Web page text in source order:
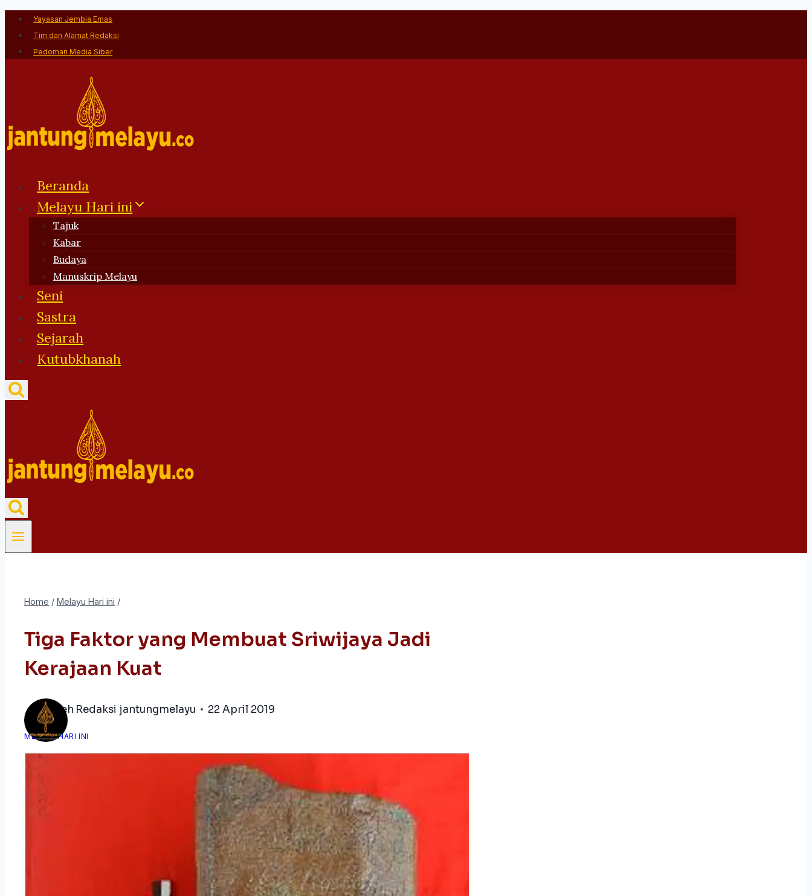
Skip
content
Yayasan Jembia Emas
Tim dan Alamat Redaksi
Pedoman Media Siber
Beranda
Melayu Hari ini
Tajuk
Kabar
Budaya
Manuskrip Melayu
Seni
Sastra
Sejarah
Kutubkhanah
Home / Melayu Hari ini /
Tiga Faktor yang Membuat Sriwijaya Jadi
Kerajaan Kuat
oleh Redaksi jantungmelayu 22 April 2019
MELAYU HARI INI